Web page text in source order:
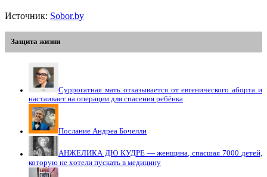
Источник: Sobor.by
Защита жизни
Суррогатная мать отказывается от евгенического аборта и
настаивает на операции для спасения ребёнка
Послание Андреа Бочелли
АНЖЕЛИКА ДЮ КУДРЕ — женщина, спасшая 7000 детей,
которую не хотели пускать в медицину